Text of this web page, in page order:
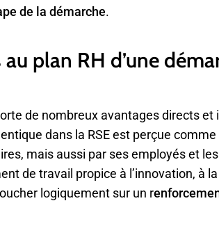
de la démarche.
plan RH d’une
de nombreux avantages directs et
dans la RSE est perçue
mais aussi par ses employés et
de travail propice à l’innovation, à
logiquement sur un r